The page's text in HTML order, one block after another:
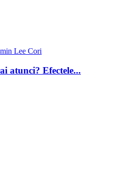
Lee Cori
atunci? Efectele...